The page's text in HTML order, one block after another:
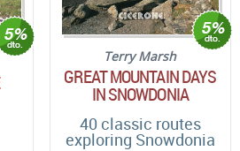
Terry Marsh
GREAT MOUNTAIN DAYS
IN SNOWDONIA
40 classic routes
exploring Snowdonia